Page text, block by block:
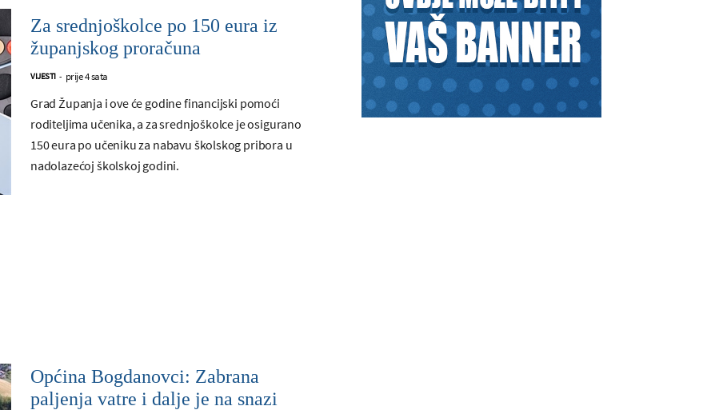
Za srednjoškolce po 150 eura iz
županjskog proračuna
VIJESTI - prije 4 sata
Grad Županja i ove će godine financijski pomoći
roditeljima učenika, a za srednjoškolce je osigurano
150 eura po učeniku za nabavu školskog pribora u
nadolazećoj školskoj godini.
Općina Bogdanovci: Zabrana
paljenja vatre i dalje je na snazi